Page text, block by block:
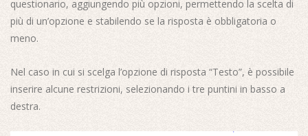
questionario, aggiungendo più opzioni, permettendo la scelta di
più di un’opzione e stabilendo se la risposta è obbligatoria o
meno.
Nel caso in cui si scelga l’opzione di risposta “Testo”, è possibile
inserire alcune restrizioni, selezionando i tre puntini in basso a
destra.